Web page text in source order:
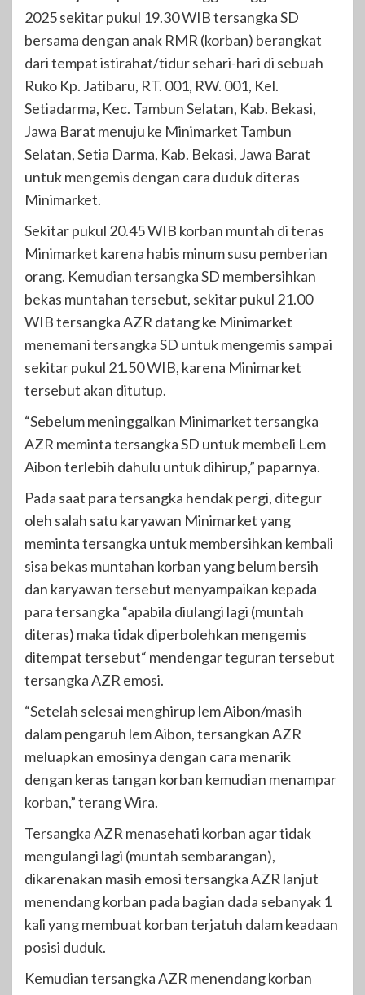
2025 sekitar pukul 19.30 WIB tersangka SD
bersama dengan anak RMR (korban) berangkat
dari tempat istirahat/tidur sehari-hari di sebuah
Ruko Kp. Jatibaru, RT. 001, RW. 001, Kel.
Setiadarma, Kec. Tambun Selatan, Kab. Bekasi,
Jawa Barat menuju ke Minimarket Tambun
Selatan, Setia Darma, Kab. Bekasi, Jawa Barat
untuk mengemis dengan cara duduk diteras
Minimarket.
Sekitar pukul 20.45 WIB korban muntah di teras
Minimarket karena habis minum susu pemberian
orang. Kemudian tersangka SD membersihkan
bekas muntahan tersebut, sekitar pukul 21.00
WIB tersangka AZR datang ke Minimarket
menemani tersangka SD untuk mengemis sampai
sekitar pukul 21.50 WIB, karena Minimarket
tersebut akan ditutup.
“Sebelum meninggalkan Minimarket tersangka
AZR meminta tersangka SD untuk membeli Lem
Aibon terlebih dahulu untuk dihirup,” paparnya.
Pada saat para tersangka hendak pergi, ditegur
oleh salah satu karyawan Minimarket yang
meminta tersangka untuk membersihkan kembali
sisa bekas muntahan korban yang belum bersih
dan karyawan tersebut menyampaikan kepada
para tersangka “apabila diulangi lagi (muntah
diteras) maka tidak diperbolehkan mengemis
ditempat tersebut“ mendengar teguran tersebut
tersangka AZR emosi.
“Setelah selesai menghirup lem Aibon/masih
dalam pengaruh lem Aibon, tersangkan AZR
meluapkan emosinya dengan cara menarik
dengan keras tangan korban kemudian menampar
korban,” terang Wira.
Tersangka AZR menasehati korban agar tidak
mengulangi lagi (muntah sembarangan),
dikarenakan masih emosi tersangka AZR lanjut
menendang korban pada bagian dada sebanyak 1
kali yang membuat korban terjatuh dalam keadaan
posisi duduk.
Kemudian tersangka AZR menendang korban